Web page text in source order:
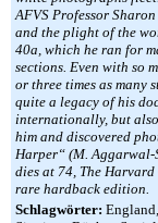
AFVS Professor
and the plight of the
40a, which he ran for
sections. Even with so
or three times as many
quite a legacy of his
internationally, but also
him and discovered
Harper“ (M.
dies at 74, The
rare hardback edition.
Schlagwörter: